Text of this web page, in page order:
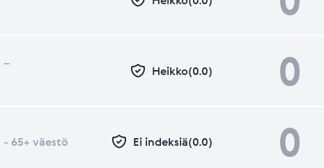
–
0
Heikko(0.0)
65+ väestö 0
Ei indeksiä(0.0)